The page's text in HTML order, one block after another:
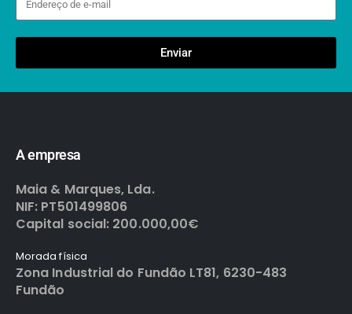
Enviar
A empresa
Maia & Marques, Lda.
NIF: PT501499806
Capital social: 200.000,00€
Morada física
Zona Industrial do Fundão LT81, 6230-483
Fundão